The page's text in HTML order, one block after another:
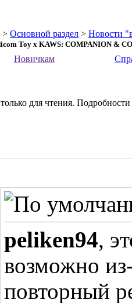
> Основной раздел > Новости
Toy x KAWS: COMPANION &
Новичкам
для чтения.
peliken94,
возможно
повторный